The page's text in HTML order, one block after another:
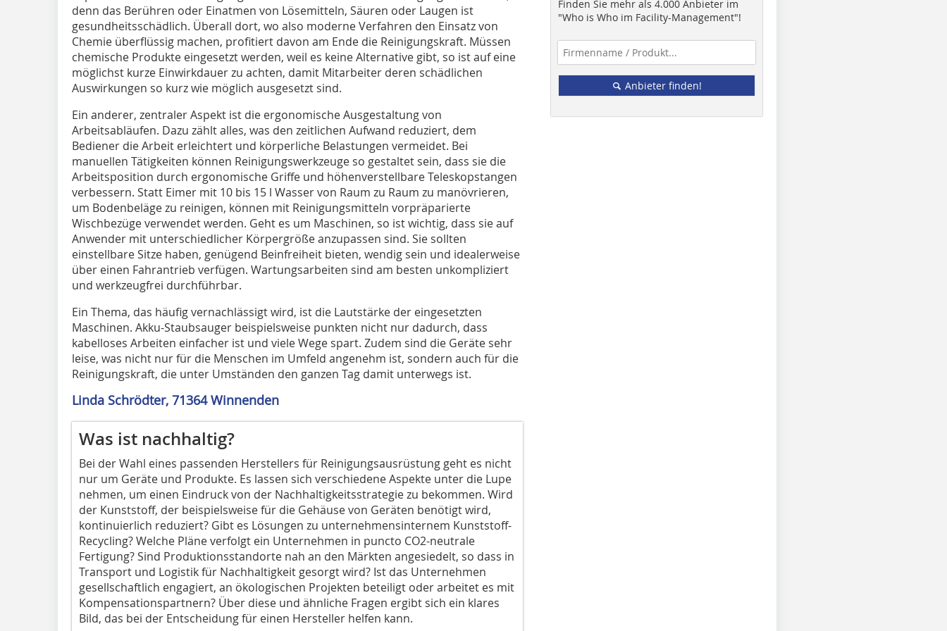
denn das Berühren oder Einatmen von Lösemitteln, Säuren oder Laugen ist
gesundheitsschädlich. Überall dort, wo also moderne Verfahren den Einsatz von
Chemie überflüssig machen, profitiert davon am Ende die Reinigungskraft. Müssen
chemische Produkte eingesetzt werden, weil es keine Alternative gibt, so ist auf eine
möglichst kurze Einwirkdauer zu achten, damit Mitarbeiter deren schädlichen
Auswirkungen so kurz wie möglich ausgesetzt sind.
Ein anderer, zentraler Aspekt ist die ­ergonomische Ausgestaltung von
Arbeitsabläufen. Dazu zählt alles, was den zeitlichen Aufwand reduziert, dem
Bediener die Arbeit erleichtert und körperliche Belastungen vermeidet. Bei
manuellen Tätigkeiten können Reinigungswerkzeuge so gestaltet sein, dass sie die
Arbeitsposition durch ergonomische Griffe und höhenverstellbare Teleskopstangen
verbessern. Statt Eimer mit 10 bis 15 l Wasser von Raum zu Raum zu manövrieren,
um Bodenbeläge zu reinigen, können mit Reinigungsmitteln vorpräparierte
Wischbezüge verwendet werden. Geht es um Maschinen, so ist wichtig, dass sie auf
Anwender mit unterschiedlicher Körpergröße anzupassen sind. Sie sollten
einstellbare Sitze haben, genügend Beinfreiheit bieten, wendig sein und idealerweise
über einen Fahrantrieb verfügen. Wartungsarbeiten sind am besten unkompliziert
und werkzeugfrei durchführbar.
Ein Thema, das häufig vernachlässigt wird, ist die Lautstärke der eingesetzten
Maschinen. Akku-Staubsauger beispielsweise punkten nicht nur dadurch, dass
kabelloses Arbeiten einfacher ist und viele Wege spart. Zudem sind die Geräte sehr
leise, was nicht nur für die Menschen im Umfeld angenehm ist, sondern auch für die
Reinigungskraft, die unter Umständen den ganzen Tag damit unterwegs ist.
Linda Schrödter, 71364 Winnenden
Was ist nachhaltig?
Bei der Wahl eines passenden Herstellers für Reinigungsausrüstung geht es nicht
nur um Geräte und Produkte. Es lassen sich verschiedene Aspekte unter die Lupe
nehmen, um einen Eindruck von der Nachhaltigkeitsstrategie zu bekommen. Wird
der Kunststoff, der beispielsweise für die Gehäuse von Geräten benötigt wird,
kontinuierlich ­reduziert? Gibt es Lösungen zu unternehmensinternem Kunststoff-
Recycling? Welche Pläne verfolgt ein Unternehmen in puncto CO2-neutrale
Fertigung? Sind Produktions­standorte nah an den Märkten angesiedelt, so dass in
Transport und Logistik für Nachhaltigkeit gesorgt wird? Ist das Unternehmen
gesellschaftlich engagiert, an ökologischen Projekten beteiligt oder arbeitet es mit
Kompensationspartnern? Über diese und ähnliche Fragen ergibt sich ein klares
Bild, das bei der Entscheidung für einen Hersteller helfen kann.
Finden Sie mehr als 4.000 Anbieter im
"Who is Who im Facility-Management"!
Anbieter finden!